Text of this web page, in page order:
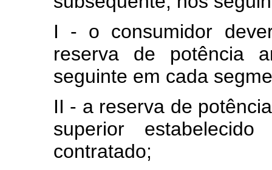
I - o consumidor
reserva de potência
seguinte em cada
II - a reserva de
superior
contratado;